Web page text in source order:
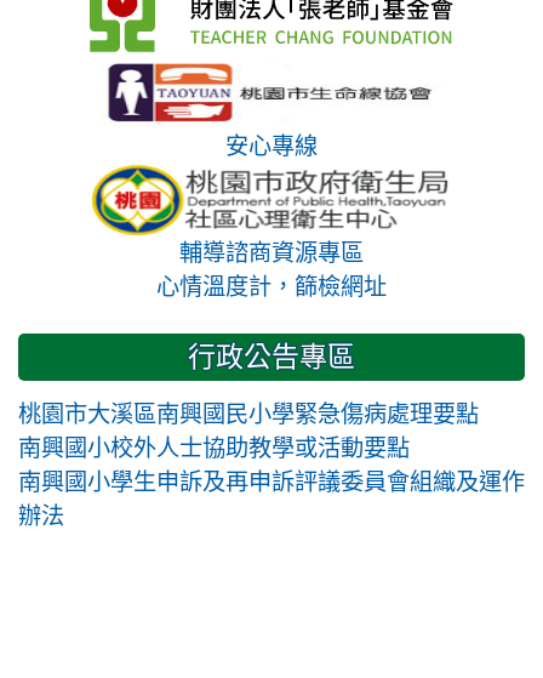
安心專線
輔導諮商資源專區
心情溫度計，篩檢網址
行政公告專區
桃園市大溪區南興國民小學緊急傷病處理要點
南興國小校外人士協助教學或活動要點
南興國小學生申訴及再申訴評議委員會組織及運作
辦法